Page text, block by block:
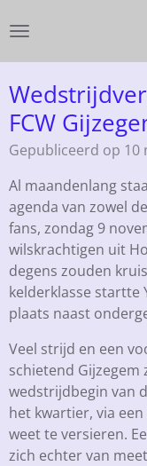
direct
naar
hoofdinhoud
FCW
Gepubliceerd op 10
Al maandenlang
agenda van zowel
fans, zondag 9
wilskrachtigen uit
degens zouden
kelderklasse startte
plaats naast
Veel strijd en een
schietend
wedstrijdbegin van
het kwartier, via
weet te versieren.
zich echter van